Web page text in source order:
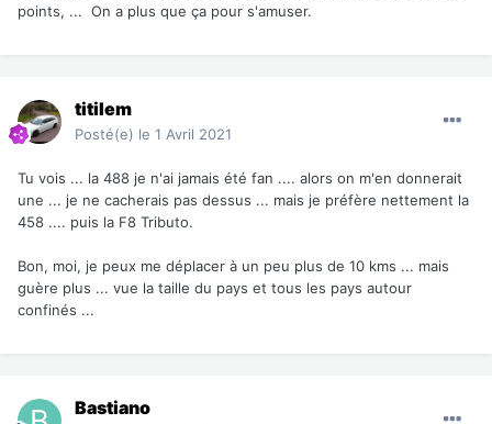
points, ... On a plus que ça pour s'amuser.
titilem
Posté(e) le 1 Avril 2021
Tu vois ... la 488 je n'ai jamais été fan .... alors on m'en donnerait
une ... je ne cacherais pas dessus ... mais je préfère nettement la
458 .... puis la F8 Tributo.
Bon, moi, je peux me déplacer à un peu plus de 10 kms ... mais
guère plus ... vue la taille du pays et tous les pays autour
confinés ...
Bastiano